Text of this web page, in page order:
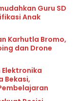
Guru SD
Anak
Karhutla Bromo,
dan Drone
Bekasi,